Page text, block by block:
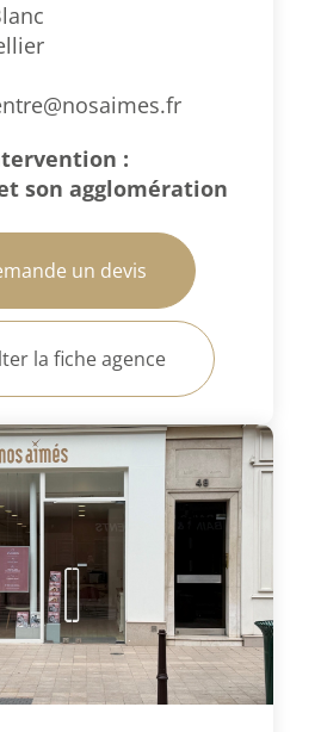
:
son agglomération
un devis
la fiche agence